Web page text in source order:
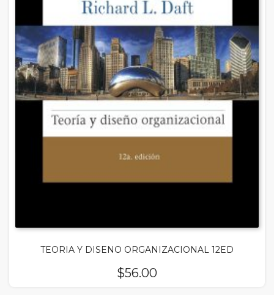
TEORIA Y DISENO ORGANIZACIONAL 12ED
$56.00